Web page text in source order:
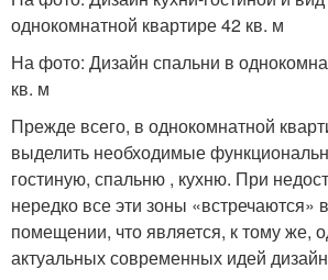
однокомнатной квартире 42 кв. м
На фото: Дизайн спальни в
кв. м
Прежде всего, в однокомнатной
выделить необходимые
гостиную, спальню , кухню. При
нередко все эти зоны «встречаются»
помещении, что является, к тому же,
актуальных современных идей